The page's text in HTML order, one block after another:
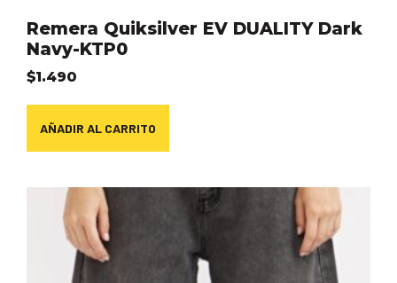
Remera Quiksilver EV DUALITY Dark
Navy-KTP0
$1.490
AÑADIR AL CARRITO